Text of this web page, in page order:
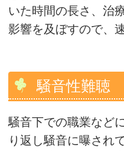
いた時間の長さ、治
影響を及ぼすので、
騒音性難聴
騒音下での職業など
り返し騒音に曝され